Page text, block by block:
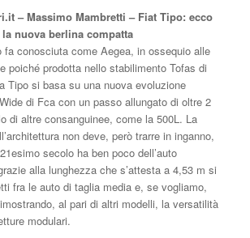
– Massimo Mambretti – Fiat Tipo: ecco
la nuova berlina compatta
fa conosciuta come Aegea, in ossequio alle
poiché prodotta nello stabilimento Tofas di
Tipo si basa su una nuova evoluzione
di Fca con un passo allungato di oltre 2
di altre consanguinee, come la 500L. La
non deve, però trarre in inganno,
secolo ha ben poco dell’auto
alla lunghezza che s’attesta a 4,53 m si
fra le auto di taglia media e, se vogliamo,
al pari di altri modelli, la versatilità
modulari.